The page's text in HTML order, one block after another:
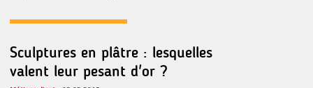
Sculptures en plâtre : lesquelles
valent leur pesant d'or ?